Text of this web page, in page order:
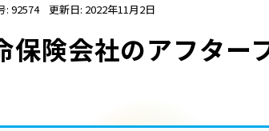
: 92574 更新日: 2022年11月2日
保険会社のアフター